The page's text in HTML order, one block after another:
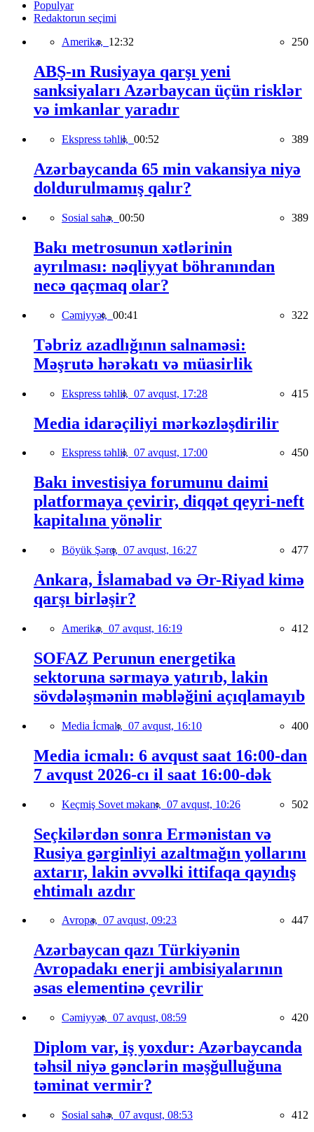
Populyar
Redaktorun seçimi
Amerika, 12:32 250
ABŞ-ın Rusiyaya qarşı yeni
sanksiyaları Azərbaycan üçün risklər
və imkanlar yaradır
Ekspress təhlil, 00:52 389
Azərbaycanda 65 min vakansiya niyə
doldurulmamış qalır?
Sosial sahə, 00:50 389
Bakı metrosunun xətlərinin
ayrılması: nəqliyyat böhranından
necə qaçmaq olar?
Cəmiyyət, 00:41 322
Təbriz azadlığının salnaməsi:
Məşrutə hərəkatı və müasirlik
Ekspress təhlil, 07 avqust, 17:28 415
Media idarəçiliyi mərkəzləşdirilir
Ekspress təhlil, 07 avqust, 17:00 450
Bakı investisiya forumunu daimi
platformaya çevirir, diqqət qeyri-neft
kapitalına yönəlir
Böyük Şərq, 07 avqust, 16:27 477
Ankara, İslamabad və Ər-Riyad kimə
qarşı birləşir?
Amerika, 07 avqust, 16:19 412
SOFAZ Perunun energetika
sektoruna sərmayə yatırıb, lakin
sövdələşmənin məbləğini açıqlamayıb
Media İcmalı, 07 avqust, 16:10 400
Media icmalı: 6 avqust saat 16:00-dan
7 avqust 2026-cı il saat 16:00-dək
Keçmiş Sovet məkanı, 07 avqust, 10:26 502
Seçkilərdən sonra Ermənistan və
Rusiya gərginliyi azaltmağın yollarını
axtarır, lakin əvvəlki ittifaqa qayıdış
ehtimalı azdır
Avropa, 07 avqust, 09:23 447
Azərbaycan qazı Türkiyənin
Avropadakı enerji ambisiyalarının
əsas elementinə çevrilir
Cəmiyyət, 07 avqust, 08:59 420
Diplom var, iş yoxdur: Azərbaycanda
təhsil niyə gənclərin məşğulluğuna
təminat vermir?
Sosial sahə, 07 avqust, 08:53 412